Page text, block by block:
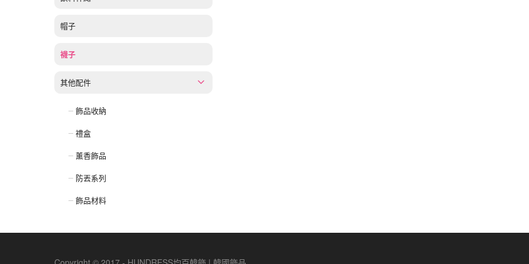
帽子
襪子
其他配件
飾品收納
禮盒
薰香飾品
防丟系列
飾品材料